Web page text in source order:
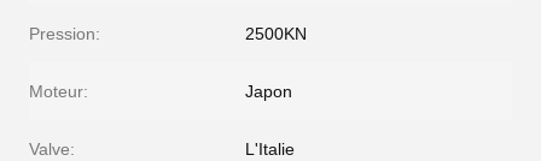
Pression: 2500KN
Moteur: Japon
Valve: L'Italie